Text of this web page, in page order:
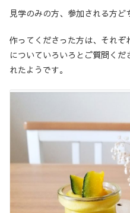
見学のみの方、参加される方ど
作ってくださった方は、それ
についていろいろとご質問く
れたようです。